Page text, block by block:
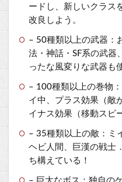
ードし、新しいクラス
改良しよう。
– 50種類以上の武器：
法・神話・SF系の武器
ったな風変りな武器も
– 100種類以上の巻物
イ中、プラス効果（敵
イナス効果（移動スピ
– 35種類以上の敵：ミ
ヘビ人間、巨漢の戦士
ち構えている！